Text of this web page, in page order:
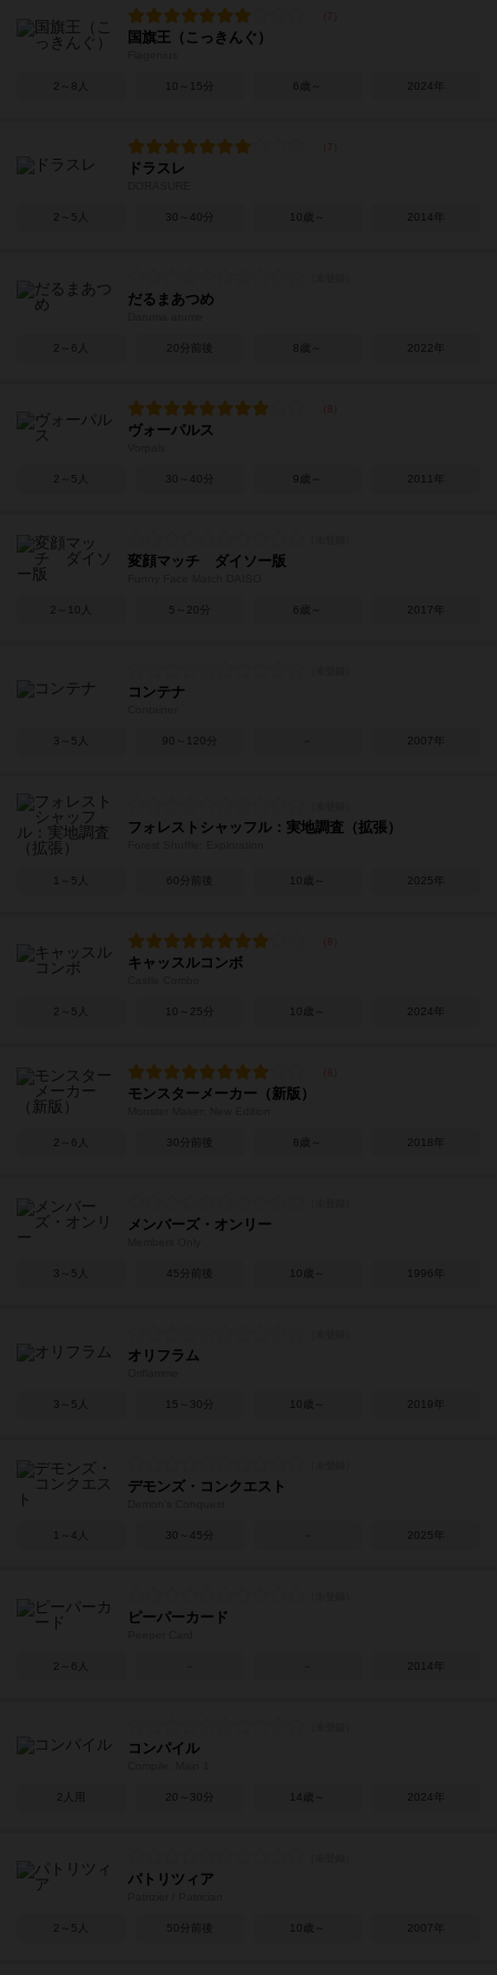
国旗王（こっきんぐ）
2～8人 10～15分 6歳～ 2024年
ドラスレ
2～5人 30～40分 10歳～ 2014年
だるまあつめ
2～6人 20分前後 8歳～ 2022年
ヴォーパルス
2～5人 30～40分 9歳～ 2011年
変顔マッチ ダイソー版
2～10人 5～20分 6歳～ 2017年
コンテナ
3～5人 90～120分 2007年
フォレストシャッフル：実地調査（拡張）
1～5人 60分前後 10歳～ 2025年
キャッスルコンボ
2～5人 10～25分 10歳～ 2024年
モンスターメーカー（新版）
2～6人 30分前後 8歳～ 2018年
メンバーズ・オンリー
3～5人 45分前後 10歳～ 1996年
オリフラム
3～5人 15～30分 10歳～ 2019年
デモンズ・コンクエスト
1～4人 30～45分 2025年
ピーパーカード
2～6人 2014年
コンパイル
2人用 20～30分 14歳～ 2024年
パトリツィア
2～5人 50分前後 10歳～ 2007年